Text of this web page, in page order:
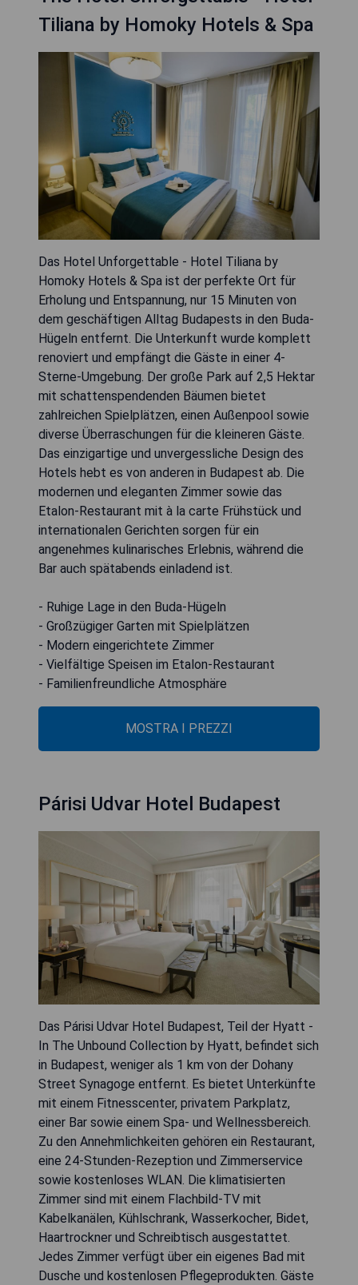
Tiliana by Homoky Hotels & Spa
Das Hotel Unforgettable - Hotel Tiliana by
Homoky Hotels & Spa ist der perfekte Ort für
Erholung und Entspannung, nur 15 Minuten von
dem geschäftigen Alltag Budapests in den Buda-
Hügeln entfernt. Die Unterkunft wurde komplett
renoviert und empfängt die Gäste in einer 4-
Sterne-Umgebung. Der große Park auf 2,5 Hektar
mit schattenspendenden Bäumen bietet
zahlreichen Spielplätzen, einen Außenpool sowie
diverse Überraschungen für die kleineren Gäste.
Das einzigartige und unvergessliche Design des
Hotels hebt es von anderen in Budapest ab. Die
modernen und eleganten Zimmer sowie das
Etalon-Restaurant mit à la carte Frühstück und
internationalen Gerichten sorgen für ein
angenehmes kulinarisches Erlebnis, während die
Bar auch spätabends einladend ist.
- Ruhige Lage in den Buda-Hügeln
- Großzügiger Garten mit Spielplätzen
- Modern eingerichtete Zimmer
- Vielfältige Speisen im Etalon-Restaurant
- Familienfreundliche Atmosphäre
MOSTRA I PREZZI
Párisi Udvar Hotel Budapest
Das Párisi Udvar Hotel Budapest, Teil der Hyatt -
In The Unbound Collection by Hyatt, befindet sich
in Budapest, weniger als 1 km von der Dohany
Street Synagoge entfernt. Es bietet Unterkünfte
mit einem Fitnesscenter, privatem Parkplatz,
einer Bar sowie einem Spa- und Wellnessbereich.
Zu den Annehmlichkeiten gehören ein Restaurant,
eine 24-Stunden-Rezeption und Zimmerservice
sowie kostenloses WLAN. Die klimatisierten
Zimmer sind mit einem Flachbild-TV mit
Kabelkanälen, Kühlschrank, Wasserkocher, Bidet,
Haartrockner und Schreibtisch ausgestattet.
Jedes Zimmer verfügt über ein eigenes Bad mit
Dusche und kostenlosen Pflegeprodukten. Gäste